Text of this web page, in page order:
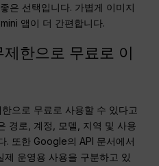
은 선택입니다. 가볍게 이미지
앱이 더 간편합니다.
한으로 무료로 이
으로 무료로 사용할 수 있다고
경로, 계정, 모델, 지역 및 사용
. 또한 Google의 API 문서에서
제 운영용 사용을 구분하고 있